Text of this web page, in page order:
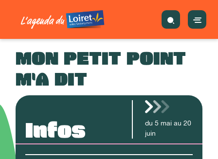
MON PETIT POINT
M'A DIT
Infos du 5 mai au 20
juin